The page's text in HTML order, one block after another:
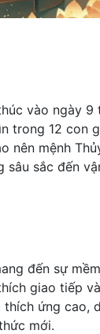
vào ngày 9
trong 12 con
nên mệnh
sắc đến
đến sự
giao tiếp
ứng cao,
mới.